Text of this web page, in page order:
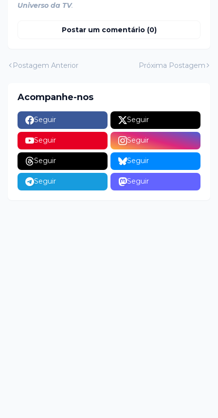
Universo da TV.
Postar um comentário (0)
Postagem Anterior Próxima Postagem
Acompanhe-nos
Seguir Seguir
Seguir Seguir
Seguir Seguir
Seguir Seguir